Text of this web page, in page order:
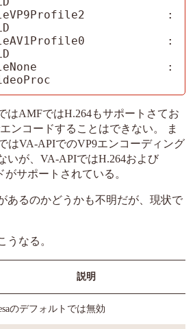
はAMFではH.264もサポートさてお
ンコードすることはできない。 ま
はVA-APIでのVP9エンコーディング
いが、VA-APIではH.264および
サポートされている。
あるのかどうかも不明だが、現状で
うなる。
説明
のデフォルトでは無効